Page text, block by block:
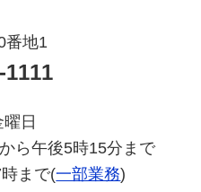
番地1
1111
日
ら午後5時15分まで
まで(一部業務)